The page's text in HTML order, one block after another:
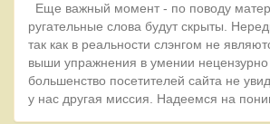
Еще важный момент - по поводу
ругательные слова будут скрыты.
так как в реальности слэнгом не
выши упражнения в умении
большенство посетителей сайта не
у нас другая миссия. Надеемся на